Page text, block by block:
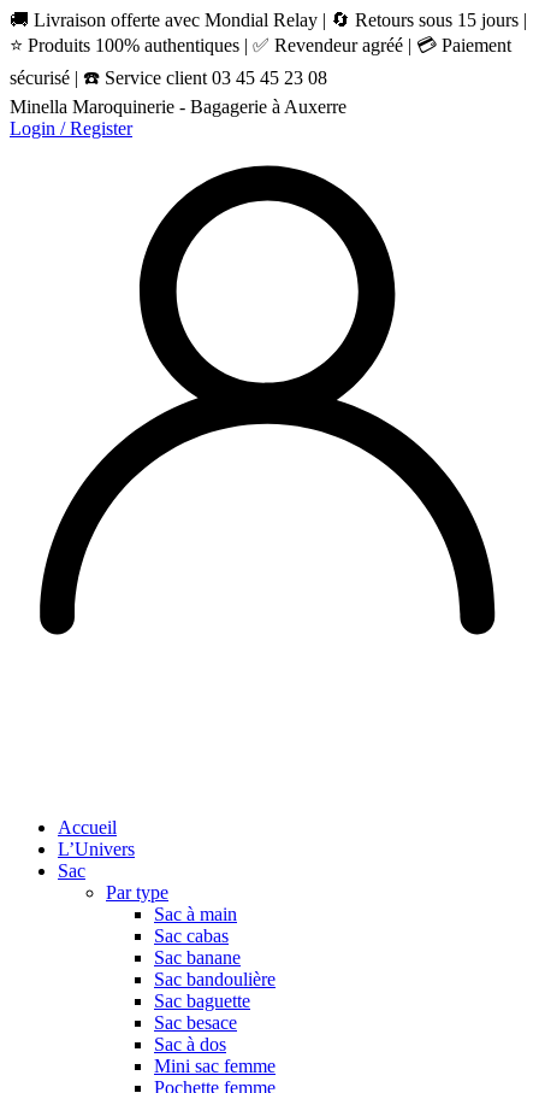
🚚 Livraison offerte avec Mondial Relay | 🔄 Retours sous 15 jours |
⭐ Produits 100% authentiques | ✅ Revendeur agréé | 💳 Paiement
sécurisé | ☎️ Service client 03 45 45 23 08
Minella Maroquinerie - Bagagerie à Auxerre
Login / Register
Accueil
L’Univers
Sac
Par type
Sac à main
Sac cabas
Sac banane
Sac bandoulière
Sac baguette
Sac besace
Sac à dos
Mini sac femme
Pochette femme